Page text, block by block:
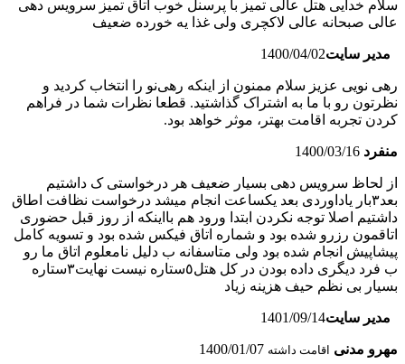
سلام خدایی هتل عالی تمیز با پرسنل خوب اتاق تمیز سرویس دهی
عالی صبحانه عالی لاکچری ولی غذا یه خورده ضعیف
مدیر سایت1400/04/02
رهی نویی عزیز سلام ممنون از اینکه رهی‌نو را انتخاب کردید و
نظرتون رو با ما به اشتراک گذاشتید. قطعا نظرات شما در فراهم
کردن تجربه اقامت بهتر، موثر خواهد بود.
منفرد 1400/03/16
از لحاظ سرویس دهی بسیار ضعیف هر درخواستی ک داشتیم
بعد٣بار یاداوردی بعد یکساعت انجام میشد درخواست نظافت اطاق
داشتیم اصلا توجه نکردن ابتدا ورود هم بااینکه از روز قبل حضوری
اتاقمون رزرو شده بود و شماره اتاق فیکس شده بود و تسویه کامل
پیشاپیش انجام شده بود ولی متاسفانه ب دلیل نامعلوم اتاق ما رو
ب فرد دیگری داده بودن در کل هتل٥ستاره نیست نهایت٣ستاره
بسیار بی نظم حیف هزینه زیاد
مدیر سایت1401/09/14
مهرو مدنی اقامت داشته 1400/01/07